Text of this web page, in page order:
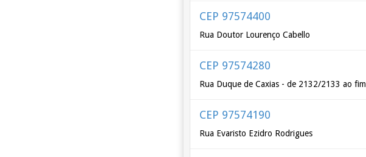
CEP 97574400
Rua Doutor Lourenço Cabello
CEP 97574280
Rua Duque de Caxias - de 2132/2133 ao fim
CEP 97574190
Rua Evaristo Ezidro Rodrigues